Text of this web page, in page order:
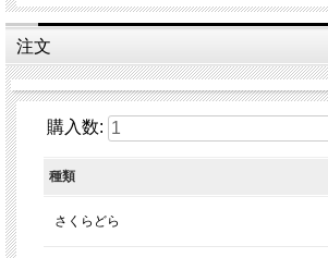
注文
購入数:
種類
さくらどら